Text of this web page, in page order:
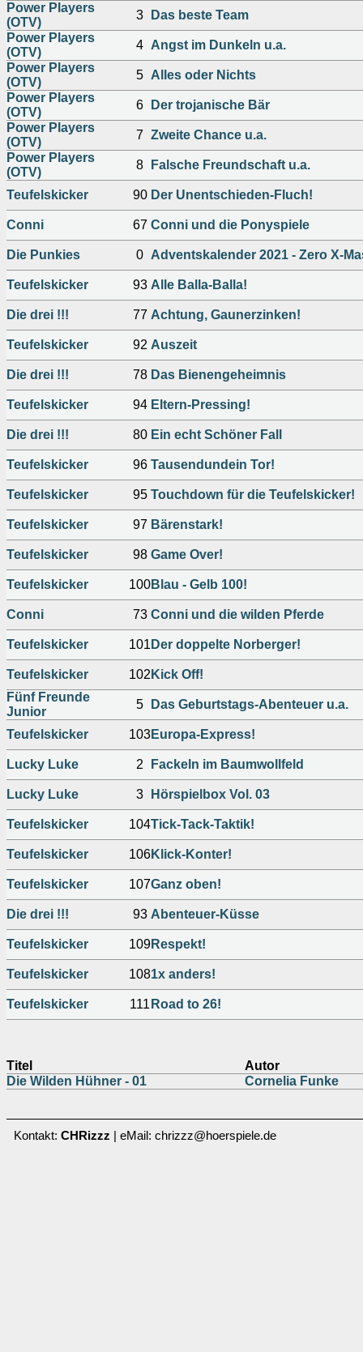
Power Players
(OTV)
3
Das beste Team
Power Players
(OTV)
4 Angst im Dunkeln u.a.
Power Players
(OTV)
5 Alles oder Nichts
Power Players
(OTV)
6
Der trojanische Bär
Power Players
(OTV)
7 Zweite Chance u.a.
Power Players
(OTV)
8 Falsche Freundschaft u.a.
Teufelskicker 90 Der Unentschieden-Fluch!
Conni 67 Conni und die Ponyspiele
Die Punkies 0 Adventskalender 2021 - Zero X-
Teufelskicker 93 Alle Balla-Balla!
Die drei !!! 77 Achtung, Gaunerzinken!
Teufelskicker 92 Auszeit
Die drei !!! 78 Das Bienengeheimnis
Teufelskicker 94 Eltern-Pressing!
Die drei !!! 80 Ein echt Schöner Fall
Teufelskicker 96 Tausendundein Tor!
Teufelskicker 95 Touchdown für die Teufelskicker!
Teufelskicker 97 Bärenstark!
Teufelskicker 98 Game Over!
Teufelskicker 100Blau - Gelb 100!
Conni 73 Conni und die wilden Pferde
Teufelskicker 101 Der doppelte Norberger!
Teufelskicker 102 Kick Off!
Fünf Freunde
Junior
5 Das Geburtstags-Abenteuer u.a.
Teufelskicker 103Europa-Express!
Lucky Luke 2 Fackeln im Baumwollfeld
Lucky Luke 3 Hörspielbox Vol. 03
Teufelskicker 104Tick-Tack-Taktik!
Teufelskicker 106Klick-Konter!
Teufelskicker 107Ganz oben!
Die drei !!! 93 Abenteuer-Küsse
Teufelskicker 109Respekt!
Teufelskicker 1081x anders!
Teufelskicker 111 Road to 26!
Titel
Autor
Die Wilden Hühner - 01
Cornelia Funke
Kontakt: CHRizzz | eMail: chrizzz@hoerspiele.de